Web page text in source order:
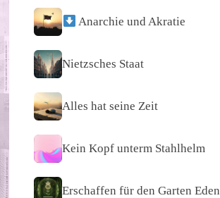
Anarchie und Akratie
Nietzsches Staat
Alles hat seine Zeit
Kein Kopf unterm Stahlhelm
Erschaffen für den Garten Eden